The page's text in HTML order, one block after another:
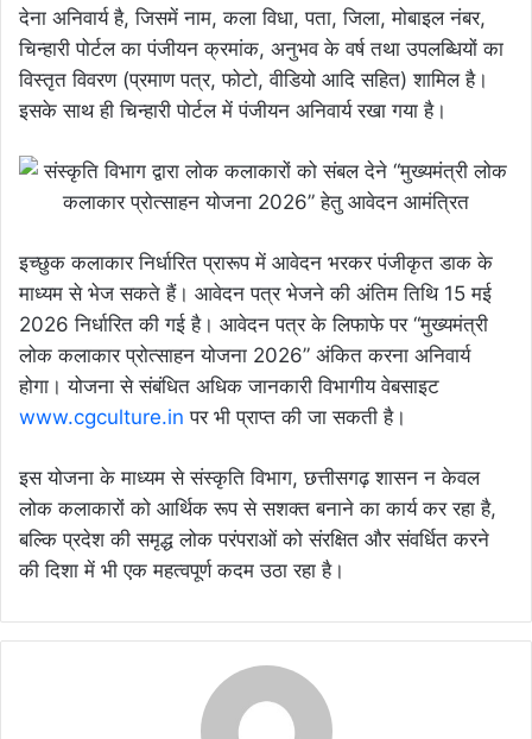
देना अनिवार्य है, जिसमें नाम, कला विधा, पता, जिला, मोबाइल नंबर,
चिन्हारी पोर्टल का पंजीयन क्रमांक, अनुभव के वर्ष तथा उपलब्धियों का
विस्तृत विवरण (प्रमाण पत्र, फोटो, वीडियो आदि सहित) शामिल है।
इसके साथ ही चिन्हारी पोर्टल में पंजीयन अनिवार्य रखा गया है।
इच्छुक कलाकार निर्धारित प्रारूप में आवेदन भरकर पंजीकृत डाक के
माध्यम से भेज सकते हैं। आवेदन पत्र भेजने की अंतिम तिथि 15 मई
2026 निर्धारित की गई है। आवेदन पत्र के लिफाफे पर “मुख्यमंत्री
लोक कलाकार प्रोत्साहन योजना 2026” अंकित करना अनिवार्य
होगा। योजना से संबंधित अधिक जानकारी विभागीय वेबसाइट
www.cgculture.inपर भी प्राप्त की जा सकती है।
इस योजना के माध्यम से संस्कृति विभाग, छत्तीसगढ़ शासन न केवल
लोक कलाकारों को आर्थिक रूप से सशक्त बनाने का कार्य कर रहा है,
बल्कि प्रदेश की समृद्ध लोक परंपराओं को संरक्षित और संवर्धित करने
की दिशा में भी एक महत्वपूर्ण कदम उठा रहा है।